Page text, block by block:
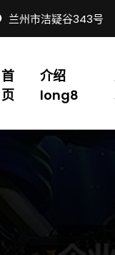
兰州市洁疑谷343号
首
页
介绍
long8